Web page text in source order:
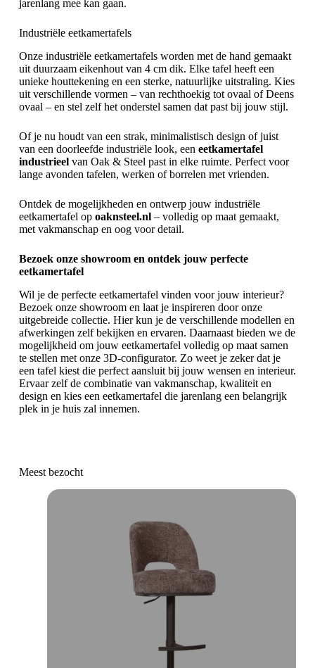
jarenlang mee kan gaan.
Industriële eetkamertafels
Onze industriële eetkamertafels worden met de hand gemaakt
uit duurzaam eikenhout van 4 cm dik. Elke tafel heeft een
unieke houttekening en een sterke, natuurlijke uitstraling. Kies
uit verschillende vormen – van rechthoekig tot ovaal of Deens
ovaal – en stel zelf het onderstel samen dat past bij jouw stijl.
Of je nu houdt van een strak, minimalistisch design of juist
van een doorleefde industriële look, een eetkamertafel
industrieelvan Oak & Steel past in elke ruimte. Perfect voor
lange avonden tafelen, werken of borrelen met vrienden.
Ontdek de mogelijkheden en ontwerp jouw industriële
eetkamertafel op oaknsteel.nl– volledig op maat gemaakt,
met vakmanschap en oog voor detail.
Bezoek onze showroom en ontdek jouw perfecte
eetkamertafel
Wil je de perfecte eetkamertafel vinden voor jouw interieur?
Bezoek onze showroom en laat je inspireren door onze
uitgebreide collectie. Hier kun je de verschillende modellen en
afwerkingen zelf bekijken en ervaren. Daarnaast bieden we de
mogelijkheid om jouw eetkamertafel volledig op maat samen
te stellen met onze 3D-configurator. Zo weet je zeker dat je
een tafel kiest die perfect aansluit bij jouw wensen en interieur.
Ervaar zelf de combinatie van vakmanschap, kwaliteit en
design en kies een eetkamertafel die jarenlang een belangrijk
plek in je huis zal innemen.
Meest bezocht